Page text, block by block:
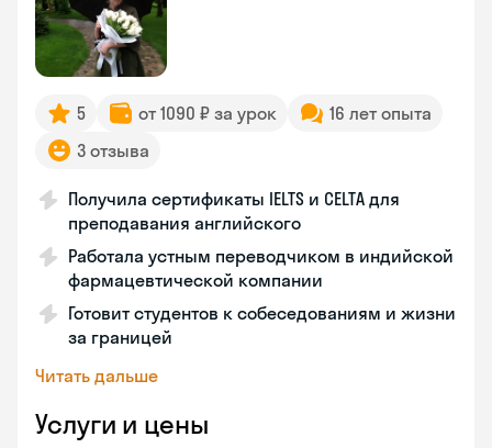
5 от 1090 ₽ за урок
16 лет опыта
3 отзыва
Получила сертификаты IELTS и CELTA для
преподавания английского
Работала устным переводчиком в индийской
фармацевтической компании
Готовит студентов к собеседованиям и жизни
за границей
Читать дальше
Услуги и цены